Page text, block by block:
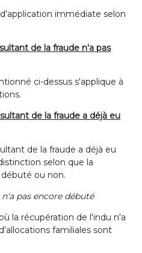
immédiate selon
de la fraude n'a pas
ci-dessus s'applique à
de la fraude a déjà eu
de la fraude a déjà eu
selon que la
ou non.
pas encore débuté
la récupération de l'indu n'a
familiales sont